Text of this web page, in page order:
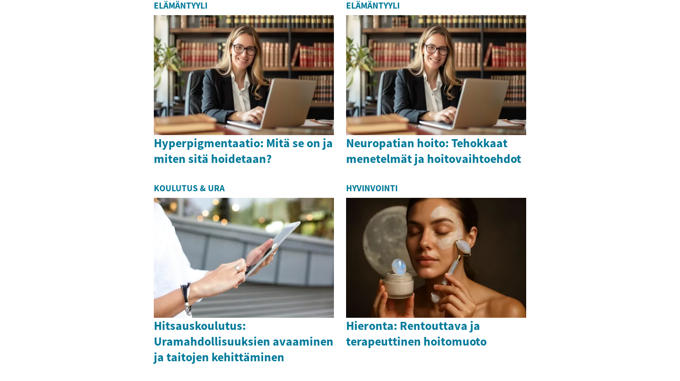
ELÄMÄNTYYLI
Hyperpigmentaatio: Mitä se on ja
miten sitä hoidetaan?
ELÄMÄNTYYLI
Neuropatian hoito: Tehokkaat
menetelmät ja hoitovaihtoehdot
KOULUTUS & URA
Hitsauskoulutus:
Uramahdollisuuksien avaaminen
ja taitojen kehittäminen
HYVINVOINTI
Hieronta: Rentouttava ja
terapeuttinen hoitomuoto